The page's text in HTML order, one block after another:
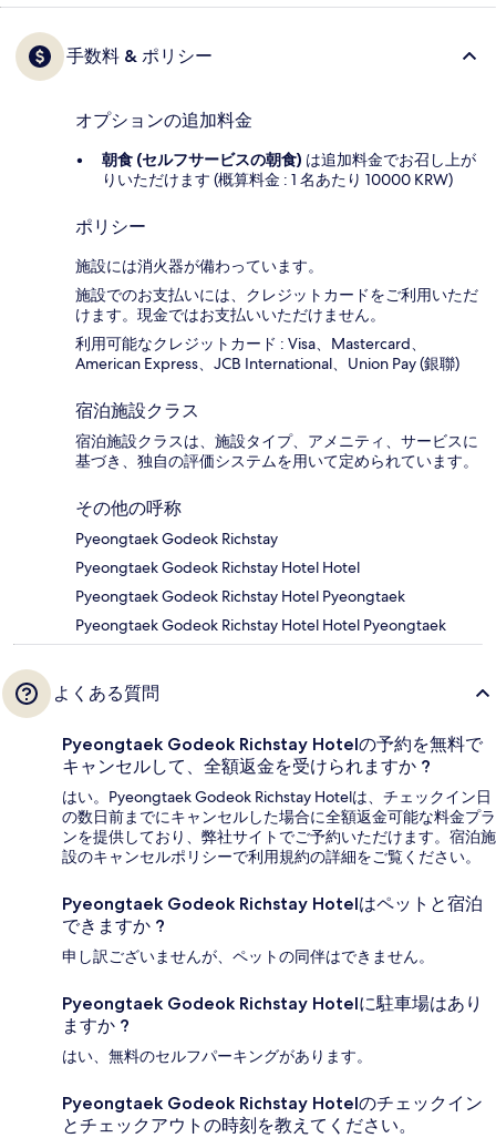
手数料 & ポリシー
オプションの追加料金
朝食 (セルフサービスの朝食) は追加料金でお召し上が
りいただけます (概算料金 : 1 名あたり 10000 KRW)
ポリシー
施設には消火器が備わっています。
施設でのお支払いには、クレジットカードをご利用いただ
けます。現金ではお支払いいただけません。
利用可能なクレジットカード : Visa、Mastercard、
American Express、JCB International、Union Pay (銀聯)
宿泊施設クラス
宿泊施設クラスは、施設タイプ、アメニティ、サービスに
基づき、独自の評価システムを用いて定められています。
その他の呼称
Pyeongtaek Godeok Richstay
Pyeongtaek Godeok Richstay Hotel Hotel
Pyeongtaek Godeok Richstay Hotel Pyeongtaek
Pyeongtaek Godeok Richstay Hotel Hotel Pyeongtaek
よくある質問
Pyeongtaek Godeok Richstay Hotelの予約を無料で
キャンセルして、全額返金を受けられますか ?
はい。Pyeongtaek Godeok Richstay Hotelは、チェックイン日
の数日前までにキャンセルした場合に全額返金可能な料金プラ
ンを提供しており、弊社サイトでご予約いただけます。宿泊施
設のキャンセルポリシーで利用規約の詳細をご覧ください。
Pyeongtaek Godeok Richstay Hotelはペットと宿泊
できますか ?
申し訳ございませんが、ペットの同伴はできません。
Pyeongtaek Godeok Richstay Hotelに駐車場はあり
ますか ?
はい、無料のセルフパーキングがあります。
Pyeongtaek Godeok Richstay Hotelのチェックイン
とチェックアウトの時刻を教えてください。